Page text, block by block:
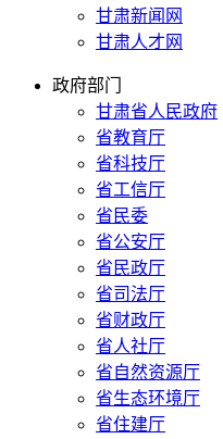
甘肃新闻网
甘肃人才网
政府部门
甘肃省人民政府
省教育厅
省科技厅
省工信厅
省民委
省公安厅
省民政厅
省司法厅
省财政厅
省人社厅
省自然资源厅
省生态环境厅
省住建厅